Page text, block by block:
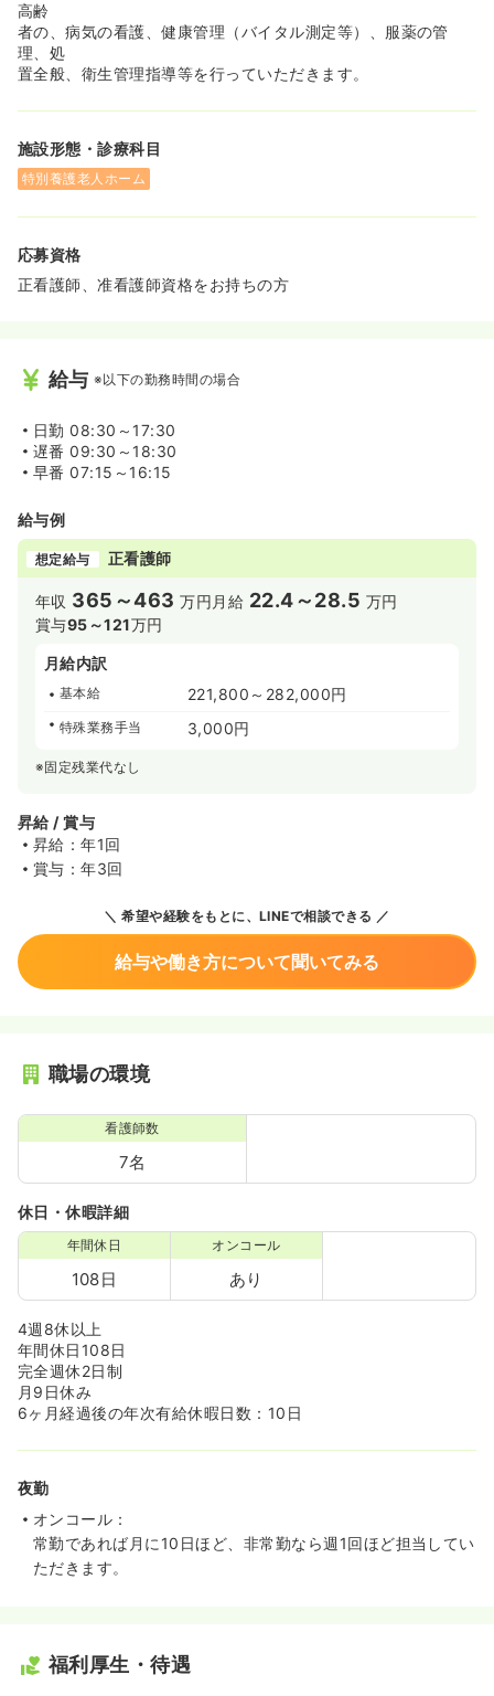
高齢
者の、病気の看護、健康管理（バイタル測定等）、服薬の管
理、処
置全般、衛生管理指導等を行っていただきます。
施設形態・診療科目
特別養護老人ホーム
応募資格
正看護師、准看護師資格をお持ちの方
給与 ※以下の勤務時間の場合
日勤 08:30～17:30
遅番 09:30～18:30
早番 07:15～16:15
給与例
想定給与 正看護師
年収 365～463 万円 月給 22.4～28.5 万円
賞与95～121万円
月給内訳
基本給 221,800～282,000円
特殊業務手当 3,000円
※固定残業代なし
昇給 / 賞与
昇給：年1回
賞与：年3回
希望や経験をもとに、LINEで相談できる
給与や働き方について聞いてみる
職場の環境
看護師数
7名
休日・休暇詳細
年間休日
108日
オンコール
あり
4週8休以上
年間休日108日
完全週休2日制
月9日休み
6ヶ月経過後の年次有給休暇日数：10日
夜勤
オンコール：
常勤であれば月に10日ほど、非常勤なら週1回ほど担当してい
ただきます。
福利厚生・待遇